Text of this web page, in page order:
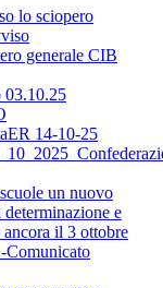
lo sciopero
generale CIB
14-10-25
un nuovo
e
il 3 ottobre